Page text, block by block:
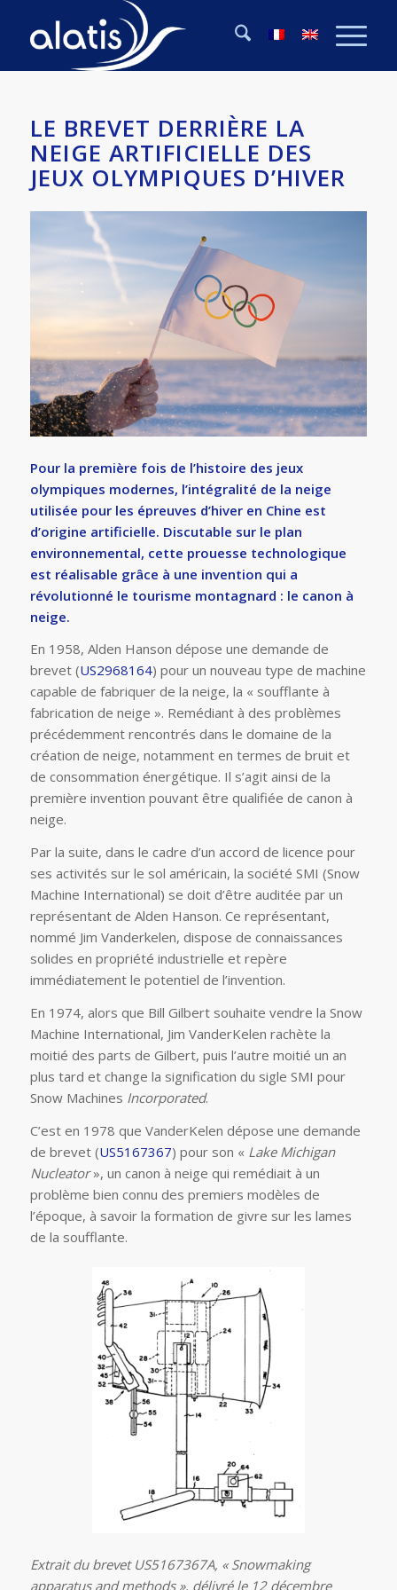
LE BREVET DERRIÈRE LA
NEIGE ARTIFICIELLE DES
JEUX OLYMPIQUES D’HIVER
Pour la première fois de l’histoire des jeux
olympiques modernes, l’intégralité de la neige
utilisée pour les épreuves d’hiver en Chine est
d’origine artificielle. Discutable sur le plan
environnemental, cette prouesse technologique
est réalisable grâce à une invention qui a
révolutionné le tourisme montagnard : le canon à
neige.
En 1958, Alden Hanson dépose une demande de
brevet (US2968164) pour un nouveau type de machine
capable de fabriquer de la neige, la « soufflante à
fabrication de neige ». Remédiant à des problèmes
précédemment rencontrés dans le domaine de la
création de neige, notamment en termes de bruit et
de consommation énergétique. Il s’agit ainsi de la
première invention pouvant être qualifiée de canon à
neige.
Par la suite, dans le cadre d’un accord de licence pour
ses activités sur le sol américain, la société SMI (Snow
Machine International) se doit d’être auditée par un
représentant de Alden Hanson. Ce représentant,
nommé Jim Vanderkelen, dispose de connaissances
solides en propriété industrielle et repère
immédiatement le potentiel de l’invention.
En 1974, alors que Bill Gilbert souhaite vendre la Snow
Machine International, Jim VanderKelen rachète la
moitié des parts de Gilbert, puis l’autre moitié un an
plus tard et change la signification du sigle SMI pour
Snow Machines Incorporated.
C’est en 1978 que VanderKelen dépose une demande
de brevet (US5167367) pour son « Lake Michigan
Nucleator», un canon à neige qui remédiait à un
problème bien connu des premiers modèles de
l’époque, à savoir la formation de givre sur les lames
de la soufflante.
Extrait du brevet US5167367A, « Snowmaking
apparatus and methods », délivré le 12 décembre